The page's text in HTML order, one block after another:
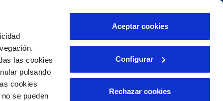
las cookies
pulsando
cookies
se pueden
Aceptar cookies
Configurar
Rechazar cookies
INCIDENCIAS
Comunica anomalías o posibles
PORTAL DE TRANSPARENCIA
Área de clientes